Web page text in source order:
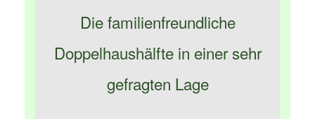
Die familienfreundliche
Doppelhaushälfte in einer sehr
gefragten Lage